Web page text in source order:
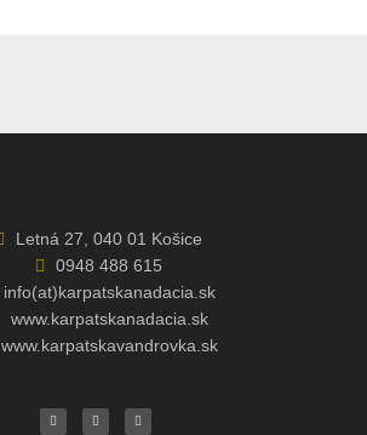
Letná 27, 040 01 Košice
0948 488 615
info(at)karpatskanadacia.sk
www.karpatskanadacia.sk
www.karpatskavandrovka.sk
c
e
u
t
v
e